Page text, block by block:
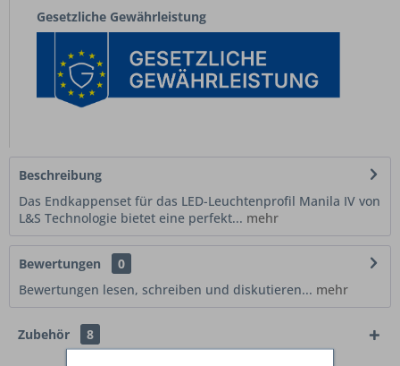
Gesetzliche Gewährleistung
Beschreibung
Das Endkappenset für das LED-Leuchtenprofil Manila IV von
L&S Technologie bietet eine perfekt... mehr
Bewertungen
0
Bewertungen lesen, schreiben und diskutieren... mehr
Zubehör 8